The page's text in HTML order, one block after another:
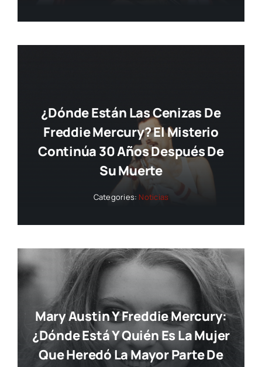
¿Dónde Están Las Cenizas De
Freddie Mercury? El Misterio
Continúa 30 Años Después De
Su Muerte
Categories: Noticias
Mary Austin Y Freddie Mercury:
¿dónde Está Y Quién Es La Mujer
Que Heredó La Mayor Parte De